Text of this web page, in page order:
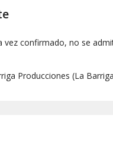
vez confirmado, no se
Producciones (La